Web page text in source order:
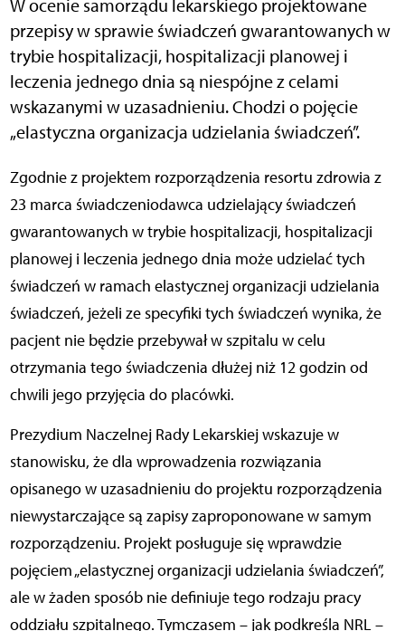
Wocenie samorządu lekarskiego projektowane
przepisy w sprawie świadczeń gwarantowanych w
trybie hospitalizacji, hospitalizacji planowej i
leczenia jednego dnia są niespójne z celami
wskazanymi w uzasadnieniu. Chodzi o pojęcie
„elastyczna organizacja udzielania świadczeń”.
Zgodnie z projektem rozporządzenia resortu zdrowia z
23 marca świadczeniodawca udzielający świadczeń
gwarantowanych w trybie hospitalizacji, hospitalizacji
planowej i leczenia jednego dnia może udzielać tych
świadczeń w ramach elastycznej organizacji udzielania
świadczeń, jeżeli ze specyfiki tych świadczeń wynika, że
pacjent nie będzie przebywał w szpitalu w celu
otrzymania tego świadczenia dłużej niż 12 godzin od
chwili jego przyjęcia do placówki.
Prezydium Naczelnej Rady Lekarskiej wskazuje w
stanowisku, że dla wprowadzenia rozwiązania
opisanego w uzasadnieniu do projektu rozporządzenia
niewystarczające są zapisy zaproponowane w samym
rozporządzeniu. Projekt posługuje się wprawdzie
pojęciem „elastycznej organizacji udzielania świadczeń”,
ale w żaden sposób nie definiuje tego rodzaju pracy
oddziału szpitalnego. Tymczasem – jak podkreśla NRL –